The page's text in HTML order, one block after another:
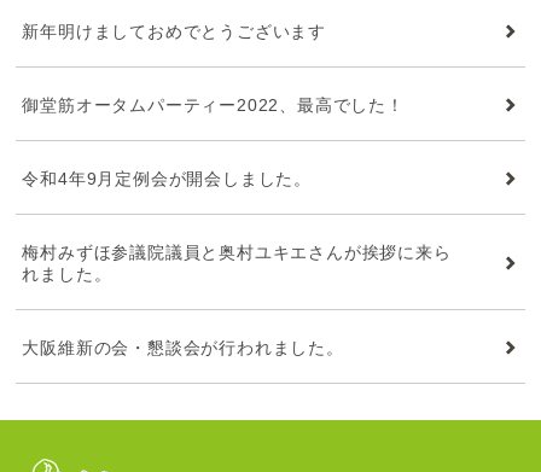
新年明けましておめでとうございます
御堂筋オータムパーティー2022、最高でした！
令和4年9月定例会が開会しました。
梅村みずほ参議院議員と奥村ユキエさんが挨拶に来ら
れました。
大阪維新の会・懇談会が行われました。